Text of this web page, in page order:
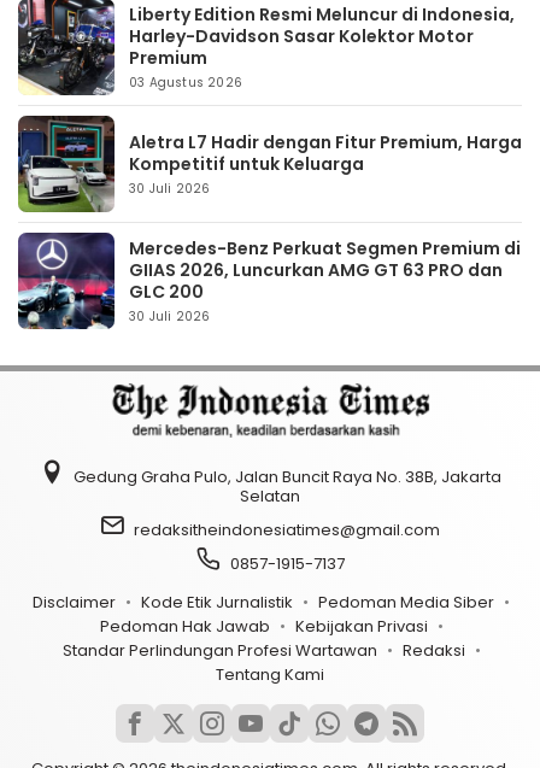
Liberty Edition Resmi Meluncur di Indonesia,
Harley-Davidson Sasar Kolektor Motor
Premium
03 Agustus 2026
Aletra L7 Hadir dengan Fitur Premium, Harga
Kompetitif untuk Keluarga
30 Juli 2026
Mercedes-Benz Perkuat Segmen Premium di
GIIAS 2026, Luncurkan AMG GT 63 PRO dan
GLC 200
30 Juli 2026
Gedung Graha Pulo, Jalan Buncit Raya No. 38B, Jakarta
Selatan
redaksitheindonesiatimes@gmail.com
0857-1915-7137
Disclaimer
Kode Etik Jurnalistik
Pedoman Media Siber
Pedoman Hak Jawab
Kebijakan Privasi
Standar Perlindungan Profesi Wartawan
Redaksi
Tentang Kami